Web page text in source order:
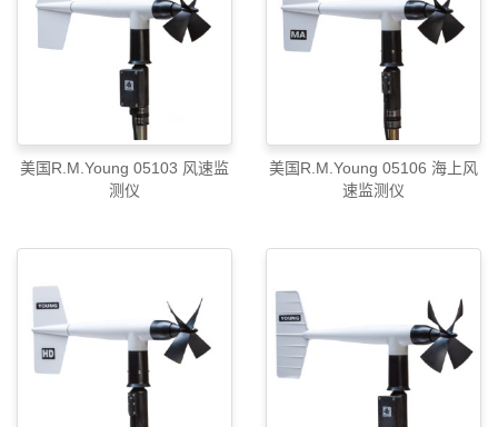
美国R.M.Young 05103 风速监
测仪
美国R.M.Young 05106 海上风
速监测仪